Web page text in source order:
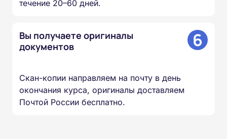
течение 20–60 дней.
Вы получаете оригиналы
документов
6
Скан-копии направляем на почту в день
окончания курса, оригиналы доставляем
Почтой России бесплатно.